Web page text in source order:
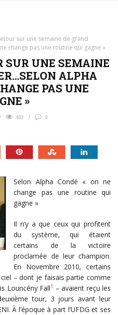
sur une semaine de grand
change pas une routine qui gagne »
SUR UNE SEMAINE
ALPHA
PAS UNE
»
603 0
Selon Alpha Condé « on ne
change pas une routine qui
gagne »
Il n’y a que ceux qui profitent
du système, qui étaient
certains de la victoire
proclamée de leur champion.
En Novembre 2010, certains
– dont je faisais partie comme
Louncény Fall1 – avaient reçu les
tour, 3 jours avant leur
À l’époque à part l’UFDG et ses